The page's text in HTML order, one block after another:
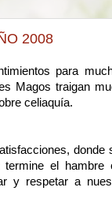
2008
para
Magos traigan
celiaquía.
donde
el
y respetar a